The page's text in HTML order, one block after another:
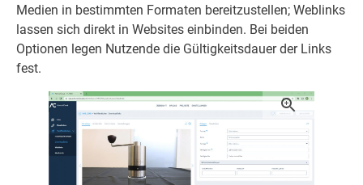
Medien in bestimmten Formaten bereitzustellen; Weblinks
lassen sich direkt in Websites einbinden. Bei beiden
Optionen legen Nutzende die Gültigkeitsdauer der Links
fest.